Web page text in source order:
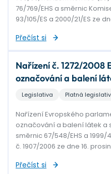
76/769/EHS a směrnic
93/105/ES a 2000/21/ES ze
Přečíst si
Nařízení č. 1272/2008
označování a balení
Legislativa Platná
Nařízení Evropského
označování a balení látek a
směrnic 67/548/EHS a
č. 1907/2006 ze dne 16.
Přečíst si